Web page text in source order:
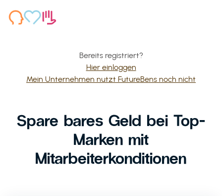
Bereits registriert?
Hier einloggen
Mein Unternehmen nutzt FutureBens noch nicht
Spare bares Geld bei Top-
Marken mit
Mitarbeiterkonditionen